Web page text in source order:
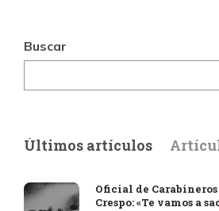
Buscar
Últimos artículos
Oficial de
Crespo: «Te vamos a